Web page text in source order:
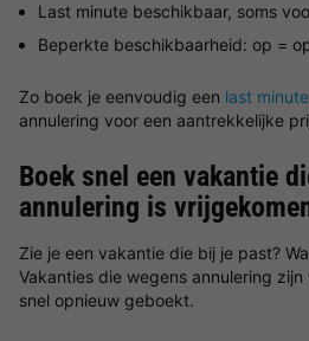
Last minute beschikbaar, soms
Beperkte beschikbaarheid: op =
Zo boek je eenvoudig een last
annulering voor een aantrekkelijke
Boek snel een vakantie
annulering is
Zie je een vakantie die bij je past?
Vakanties die wegens annulering
snel opnieuw geboekt.